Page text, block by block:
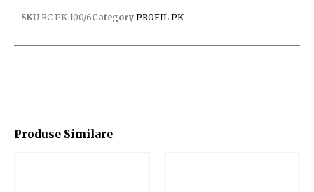
Produse Similare
SKU RC PK 100/6Category PROFIL PK